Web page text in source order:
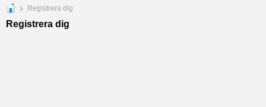
Registrera dig
Registrera dig